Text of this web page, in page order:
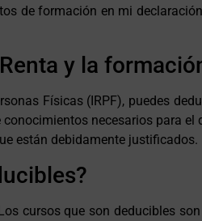
de formación en mi
y la
Físicas (IRPF), puedes
necesarios para
están debidamente justificados.
cursos que son deducibles